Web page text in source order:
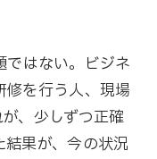
はない。ビジネ
修を行う人、現場
、少しずつ正確
果が、今の状況